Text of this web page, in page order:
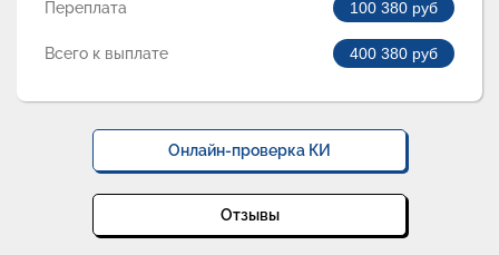
Переплата 100 380 руб
Всего к выплате 400 380 руб
Онлайн-проверка КИ
Отзывы